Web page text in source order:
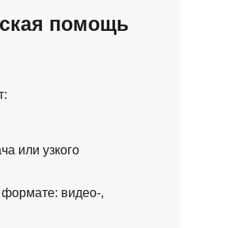
помощь
или узкого
формате: видео-,